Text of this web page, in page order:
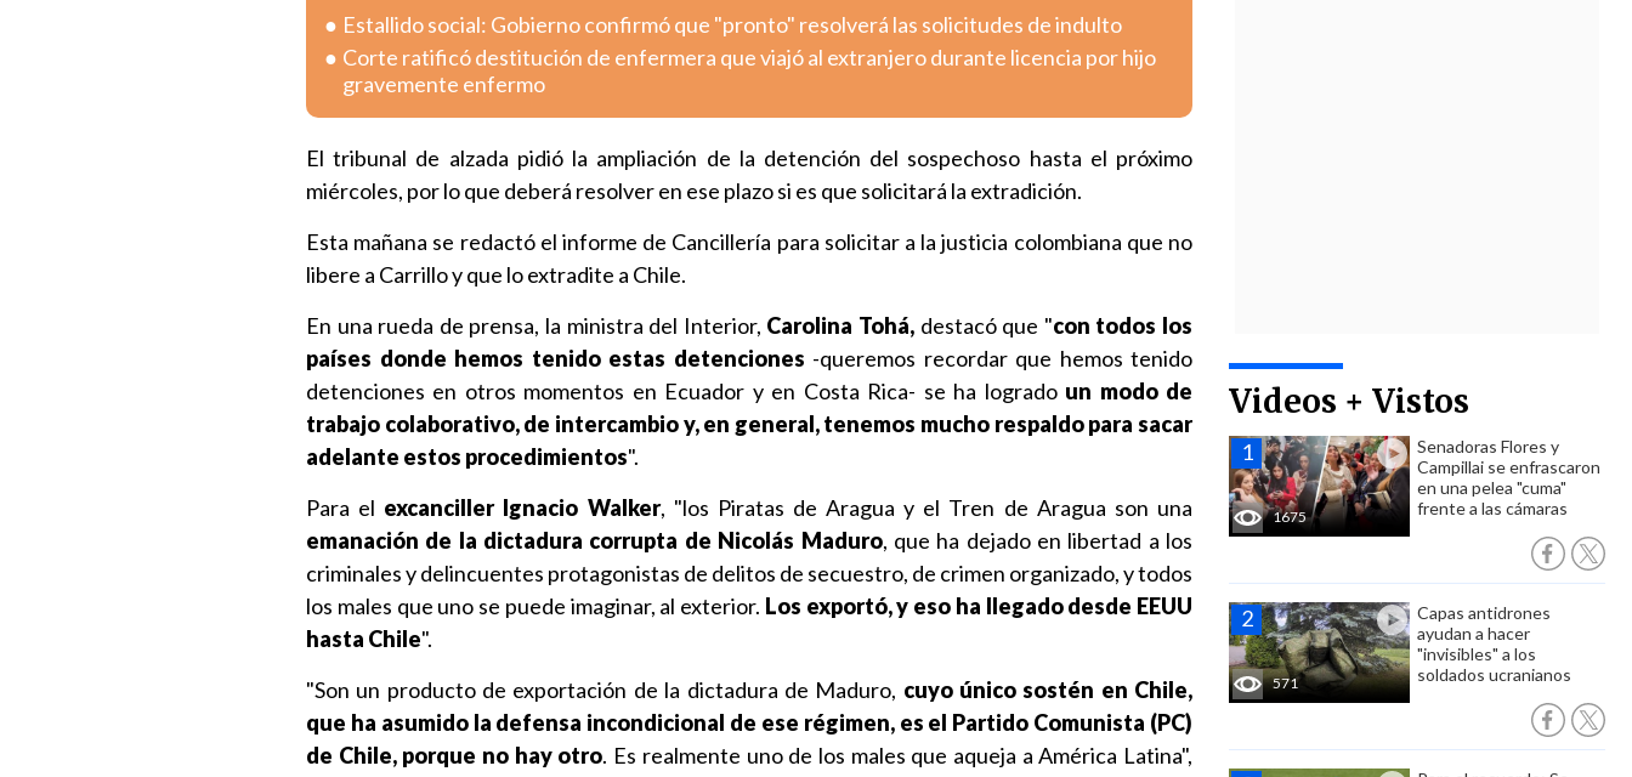
Videos + Vistos
1675
Senadoras Flores y
Campillai se enfrascaron
en una pelea "cuma"
frente a las cámaras
571
Capas antidrones
ayudan a hacer
"invisibles" a los
soldados ucranianos
Estallido social: Gobierno confirmó que "pronto" resolverá las solicitudes de indulto
Corte ratificó destitución de enfermera que viajó al extranjero durante licencia por hijo
gravemente enfermo
El tribunal de alzada pidió la ampliación de la detención del sospechoso hasta el próximo
miércoles, por lo que deberá resolver en ese plazo si es que solicitará la extradición.
Esta mañana se redactó el informe de Cancillería para solicitar a la justicia colombiana que no
libere a Carrillo y que lo extradite a Chile.
En una rueda de prensa, la ministra del Interior, Carolina Tohá, destacó que "con todos los
países donde hemos tenido estas detenciones -queremos recordar que hemos tenido
detenciones en otros momentos en Ecuador y en Costa Rica- se ha logrado un modo de
trabajo colaborativo, de intercambio y, en general, tenemos mucho respaldo para sacar
adelante estos procedimientos".
Para el excanciller Ignacio Walker, "los Piratas de Aragua y el Tren de Aragua son una
emanación de la dictadura corrupta de Nicolás Maduro, que ha dejado en libertad a los
criminales y delincuentes protagonistas de delitos de secuestro, de crimen organizado, y todos
los males que uno se puede imaginar, al exterior. Los exportó, y eso ha llegado desde EEUU
hasta Chile".
"Son un producto de exportación de la dictadura de Maduro, cuyo único sostén en Chile,
que ha asumido la defensa incondicional de ese régimen, es el Partido Comunista (PC)
de Chile, porque no hay otro. Es realmente uno de los males que aqueja a América Latina",